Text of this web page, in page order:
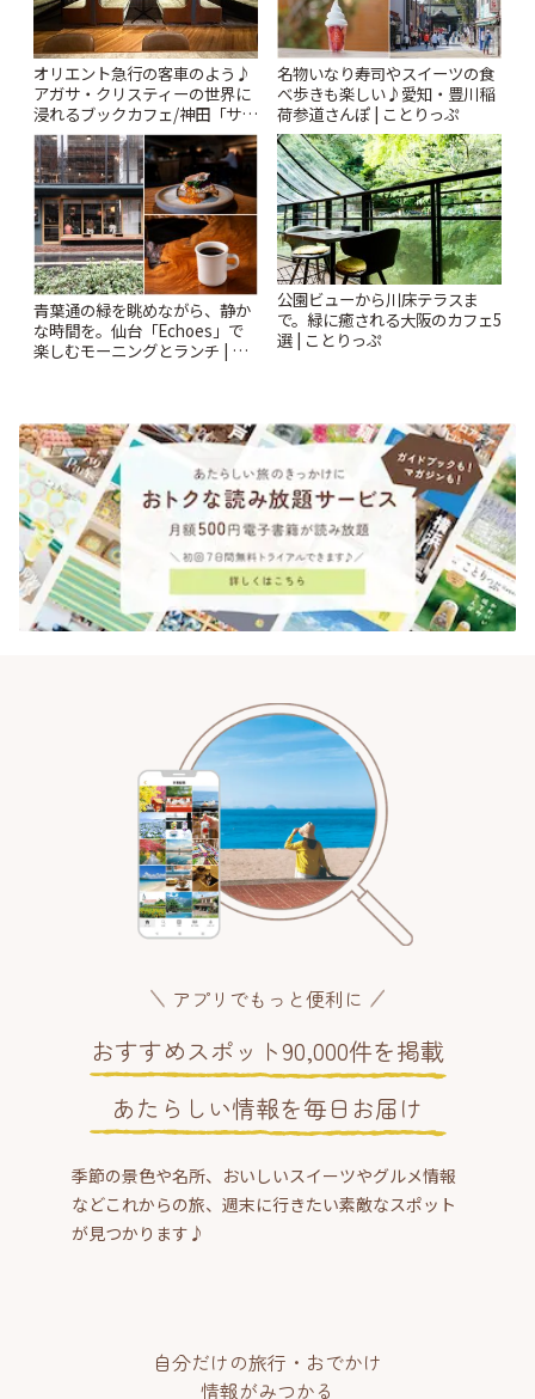
オリエント急行の客車のよう♪
アガサ・クリスティーの世界に
浸れるブックカフェ/神田「サロ
ンクリスティ」 | ことりっぷ
名物いなり寿司やスイーツの食
べ歩きも楽しい♪愛知・豊川稲
荷参道さんぽ | ことりっぷ
青葉通の緑を眺めながら、静か
な時間を。仙台「Echoes」で
楽しむモーニングとランチ | こ
公園ビューから川床テラスま
で。緑に癒される大阪のカフェ5
選 | ことりっぷ
アプリでもっと便利に
おすすめスポット90,000件を掲載
あたらしい情報を毎日お届け
季節の景色や名所、おいしいスイーツやグルメ情報
などこれからの旅、週末に行きたい素敵なスポット
が見つかります♪
自分だけの旅行・おでかけ
情報がみつかる